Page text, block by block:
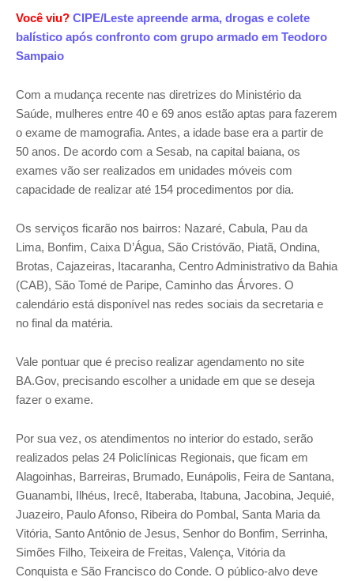
Você viu? CIPE/Leste apreende arma, drogas e colete
balístico após confronto com grupo armado em Teodoro
Sampaio
Com a mudança recente nas diretrizes do Ministério da
Saúde, mulheres entre 40 e 69 anos estão aptas para fazerem
o exame de mamografia. Antes, a idade base era a partir de
50 anos. De acordo com a Sesab, na capital baiana, os
exames vão ser realizados em unidades móveis com
capacidade de realizar até 154 procedimentos por dia.
Os serviços ficarão nos bairros: Nazaré, Cabula, Pau da
Lima, Bonfim, Caixa D’Água, São Cristóvão, Piatã, Ondina,
Brotas, Cajazeiras, Itacaranha, Centro Administrativo da Bahia
(CAB), São Tomé de Paripe, Caminho das Árvores. O
calendário está disponível nas redes sociais da secretaria e
no final da matéria.
Vale pontuar que é preciso realizar agendamento no site
BA.Gov, precisando escolher a unidade em que se deseja
fazer o exame.
Por sua vez, os atendimentos no interior do estado, serão
realizados pelas 24 Policlínicas Regionais, que ficam em
Alagoinhas, Barreiras, Brumado, Eunápolis, Feira de Santana,
Guanambi, Ilhéus, Irecê, Itaberaba, Itabuna, Jacobina, Jequié,
Juazeiro, Paulo Afonso, Ribeira do Pombal, Santa Maria da
Vitória, Santo Antônio de Jesus, Senhor do Bonfim, Serrinha,
Simões Filho, Teixeira de Freitas, Valença, Vitória da
Conquista e São Francisco do Conde. O público-alvo deve